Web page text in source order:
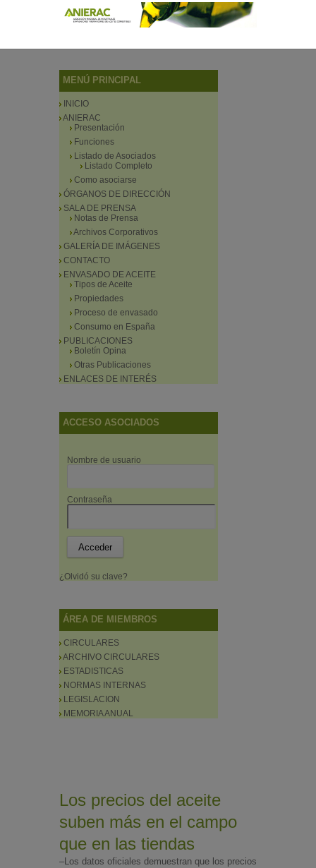
MENÚ PRINCIPAL
INICIO
ANIERAC
Presentación
Funciones
Listado de Asociados
Listado Completo
Como asociarse
ÓRGANOS DE DIRECCIÓN
SALA DE PRENSA
Notas de Prensa
Archivos Corporativos
GALERÍA DE IMÁGENES
CONTACTO
ENVASADO DE ACEITE
Tipos de Aceite
Propiedades
Proceso de envasado
Consumo en España
PUBLICACIONES
Boletín Opina
Otras Publicaciones
ENLACES DE INTERÉS
ACCESO ASOCIADOS
Nombre de usuario
Contraseña
¿Olvidó su clave?
ÁREA DE MIEMBROS
CIRCULARES
ARCHIVO CIRCULARES
ESTADISTICAS
NORMAS INTERNAS
LEGISLACION
MEMORIA ANUAL
Los precios del aceite
suben más en el campo
que en las tiendas
–Los datos oficiales demuestran que los precios